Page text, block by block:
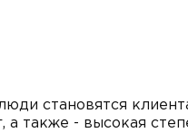
становятся
а также - высокая